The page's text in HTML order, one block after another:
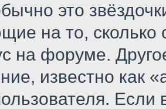
это
на то,
на форуме.
известно как